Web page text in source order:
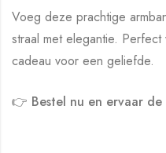
Voeg deze prachtige
straal met elegantie.
cadeau voor een geliefde.
👉 Bestel nu en ervaar de